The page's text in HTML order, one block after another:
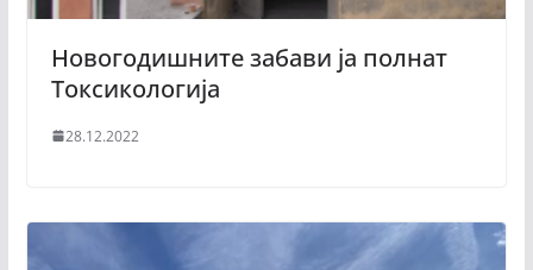
Новогодишните забави ја полнат
Токсикологија
28.12.2022